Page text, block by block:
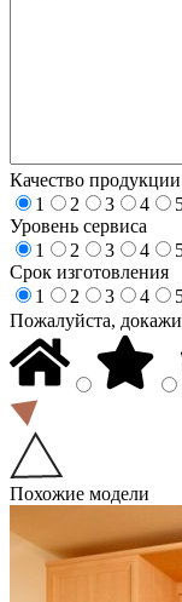
Качество продукции
1
2 3 4
Уровень сервиса
1
2 3 4
Срок изготовления
1
2 3 4
Пожалуйста,
Похожие модели